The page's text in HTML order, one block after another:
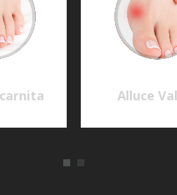
Dolori Anca